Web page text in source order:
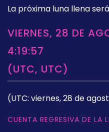
La próxima luna llena
VIERNES, 28 DE
4:19:57
(UTC, UTC)
(UTC: viernes, 28 de
CUENTA REGRESIVA DE LA